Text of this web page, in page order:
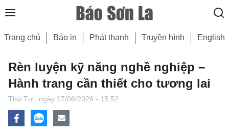
Trang chủ Báo in Phát thanh Truyền hình English
Rèn luyện kỹ năng nghề nghiệp –
Hành trang cần thiết cho tương lai
Thứ Tư, ngày 17/06/2026 - 15:52